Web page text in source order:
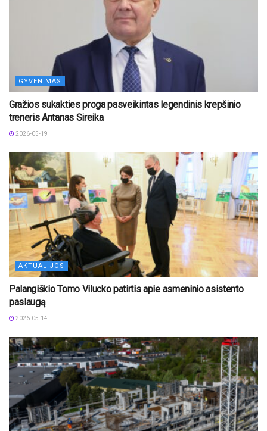
GYVENIMAS
Gražios sukakties proga pasveikintas legendinis krepšinio
treneris Antanas Sireika
2026-05-19
AKTUALIJOS
Palangiškio Tomo Vilucko patirtis apie asmeninio asistento
paslaugą
2026-05-14